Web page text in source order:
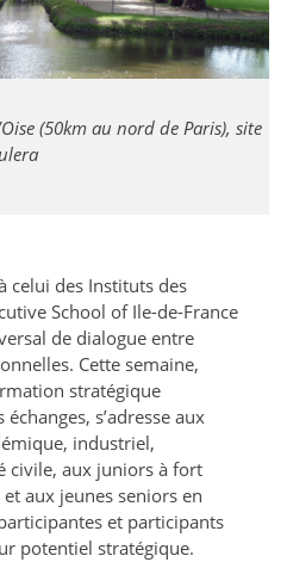
(50km au nord de Paris), site
celui des Instituts des
School of Ile-de-France
de dialogue entre
Cette semaine,
stratégique
s’adresse aux
industriel,
civile, aux juniors à fort
aux jeunes seniors en
et participants
potentiel stratégique.